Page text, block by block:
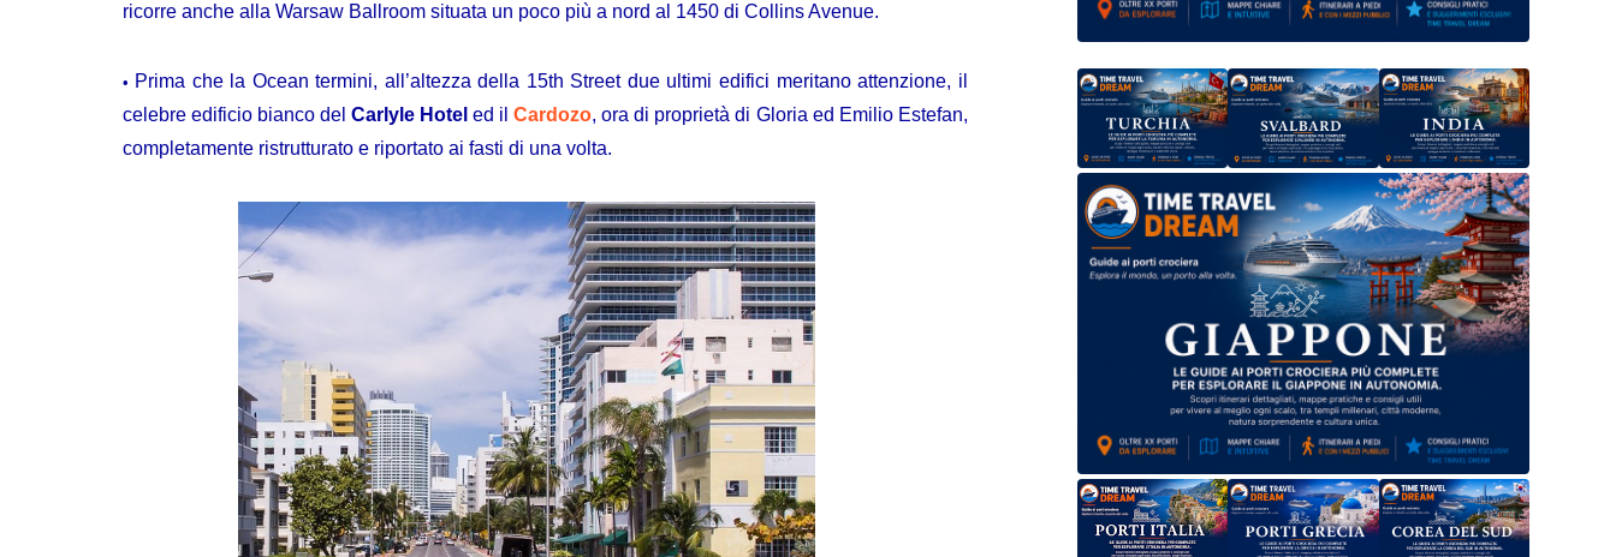
ricorre anche alla Warsaw Ballroom situata un poco più a nord al 1450 di Collins Avenue.
Prima che la Ocean termini, all’altezza della 15th Street due ultimi edifici meritano attenzione, il
celebre edificio bianco delCarlyle Hotel ed ilCardozo, ora di proprietà di Gloria ed Emilio Estefan,
completamente ristrutturato e riportato ai fasti di una volta.